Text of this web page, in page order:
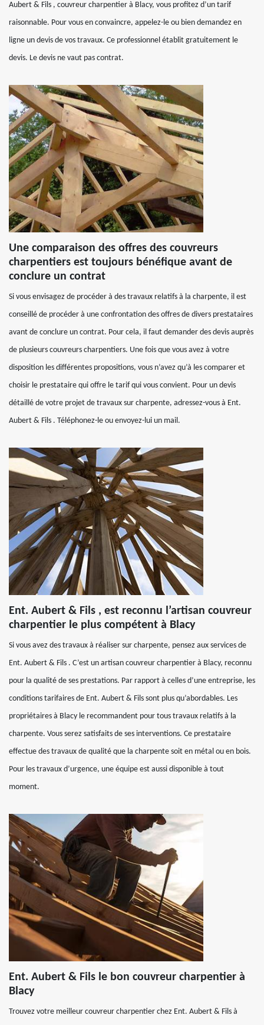
Aubert & Fils , couvreur charpentier à Blacy, vous profitez d’un tarif
raisonnable. Pour vous en convaincre, appelez-le ou bien demandez en
ligne un devis de vos travaux. Ce professionnel établit gratuitement le
devis. Le devis ne vaut pas contrat.
Une comparaison des offres des couvreurs
charpentiers est toujours bénéfique avant de
conclure un contrat
Si vous envisagez de procéder à des travaux relatifs à la charpente, il est
conseillé de procéder à une confrontation des offres de divers prestataires
avant de conclure un contrat. Pour cela, il faut demander des devis auprès
de plusieurs couvreurs charpentiers. Une fois que vous avez à votre
disposition les différentes propositions, vous n’avez qu’à les comparer et
choisir le prestataire qui offre le tarif qui vous convient. Pour un devis
détaillé de votre projet de travaux sur charpente, adressez-vous à Ent.
Aubert & Fils . Téléphonez-le ou envoyez-lui un mail.
Ent. Aubert & Fils , est reconnu l’artisan couvreur
charpentier le plus compétent à Blacy
Si vous avez des travaux à réaliser sur charpente, pensez aux services de
Ent. Aubert & Fils . C’est un artisan couvreur charpentier à Blacy, reconnu
pour la qualité de ses prestations. Par rapport à celles d’une entreprise, les
conditions tarifaires de Ent. Aubert & Fils sont plus qu’abordables. Les
propriétaires à Blacy le recommandent pour tous travaux relatifs à la
charpente. Vous serez satisfaits de ses interventions. Ce prestataire
effectue des travaux de qualité que la charpente soit en métal ou en bois.
Pour les travaux d’urgence, une équipe est aussi disponible à tout
moment.
Ent. Aubert & Fils le bon couvreur charpentier à
Blacy
Trouvez votre meilleur couvreur charpentier chez Ent. Aubert & Fils à